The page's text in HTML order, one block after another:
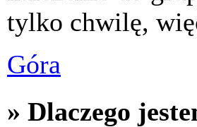
tylko chwilę,
Góra
» Dlaczego